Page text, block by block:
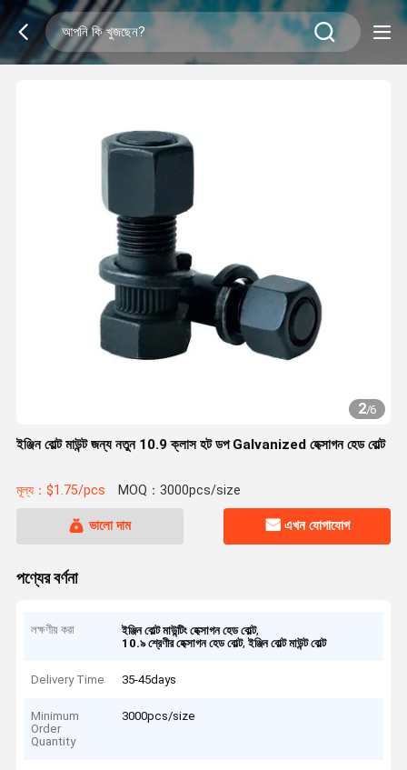
2/6
ইঞ্জিন বোল্ট মাউন্ট জন্য নতুন 10.9 ক্লাস হট ডপ Galvanized হেক্সাগন হেড বোল্ট
মূল্য：$1.75/pcs MOQ：3000pcs/size
ভালো দাম এখন যোগাযোগ
পণ্যের বর্ণনা
লক্ষণীয় করা ইঞ্জিন বোল্ট মাউন্টিং হেক্সাগন হেড বোল্ট,
10.৯ শ্রেণীর হেক্সাগন হেড বোল্ট,ইঞ্জিন বোল্ট মাউন্ট বোল্ট
Delivery Time 35-45days
Minimum
Order
Quantity
3000pcs/size